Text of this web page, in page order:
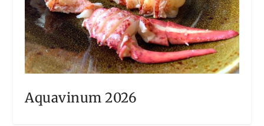
Aquavinum 2026